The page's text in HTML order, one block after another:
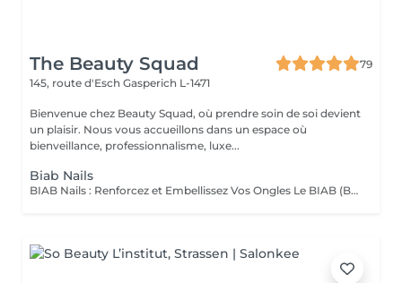
The Beauty Squad
79
145, route d'Esch Gasperich L-1471
Bienvenue chez Beauty Squad, où prendre soin de soi devient
un plaisir. Nous vous accueillons dans un espace où
bienveillance, professionnalisme, luxe...
Biab Nails
BIAB Nails : Renforcez et Embellissez Vos Ongles Le BIAB (Builder In A Bottle) est une base semi-permanente innovante qui renforce vos ongles naturels tout en leur apportant une finition lisse et élégante. Idéal pour les ongles fragiles ou en quête de longueur, il offre une tenue longue durée sans abîmer la plaque de l'ongle. La manucure russe et le massage des mains sont automatiquement inclus dans la prestation. Nous mettons un point d'honneur à vous offrir un environnement aux conditions d'hygiène strictes : matériel désinfecté, stérilisé, à usage unique. La base teintée, pour un résultat propre et naturelle. La couleur simple, pour un résultat élégant. Vous pouvez également vous laisser tenter par une french, de la déco' ou même laisser carte blanche à votre esthéticienne, pour plus d'exclusivité !. Tester c'est l'adopter !